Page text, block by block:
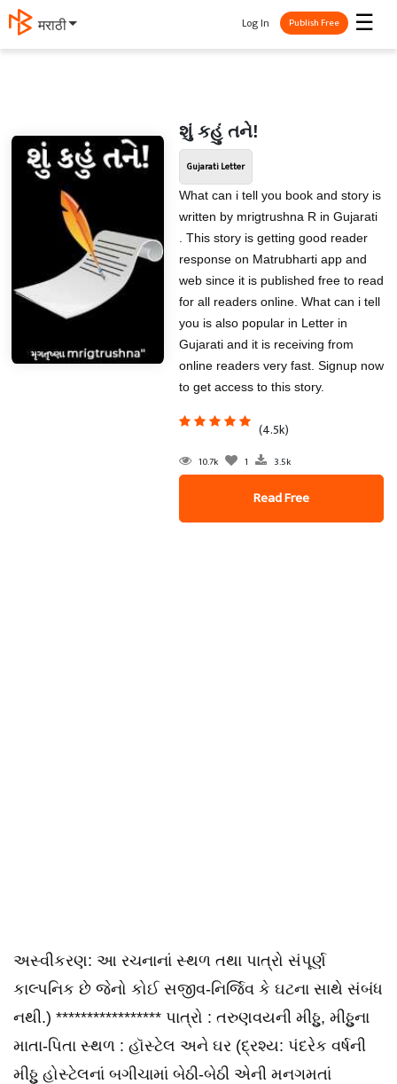
मराठी ☰
Log In Publish Free
શું કહું તને!
Gujarati Letter
What can i tell you book and story is
written by mrigtrushna R in Gujarati
. This story is getting good reader
response on Matrubharti app and
web since it is published free to read
for all readers online. What can i tell
you is also popular in Letter in
Gujarati and it is receiving from
online readers very fast. Signup now
to get access to this story.
(4.5k)
10.7k 1 3.5k
Read Free
અસ્વીકરણ: આ રચનાનાં સ્થળ તથા પાત્રો સંપૂર્ણ
કાલ્પનિક છે જેનો કોઈ સજીવ-નિર્જિવ કે ઘટના સાથે સંબંધ
નથી.) ***************** પાત્રો : તરુણવયની મીઠ્ઠુ, મીઠ્ઠુના
માતા-પિતા સ્થળ : હૉસ્ટેલ અને ઘર (દ્રશ્ય: પંદરેક વર્ષની
મીઠ્ઠુ હોસ્ટેલનાં બગીચામાં બેઠી-બેઠી એની મનગમતાં